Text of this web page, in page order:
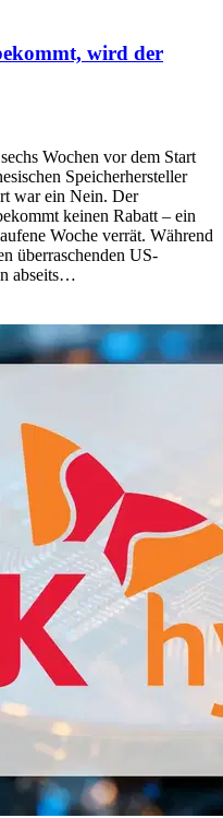
wird der
Wochen vor dem Start
Speicherhersteller
war ein Nein. Der
keinen Rabatt – ein
Woche verrät. Während
überraschenden US-
abseits…